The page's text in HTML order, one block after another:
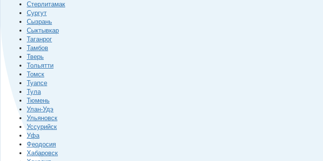
Стерлитамак
Сургут
Сызрань
Сыктывкар
Таганрог
Тамбов
Тверь
Тольятти
Томск
Туапсе
Тула
Тюмень
Улан-Удэ
Ульяновск
Уссурийск
Уфа
Феодосия
Хабаровск